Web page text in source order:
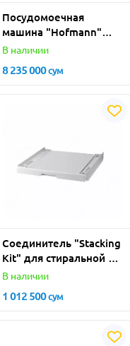
Посудомоечная
машина "Hofmann"
DW-В159BК/HF
комплектов
В наличии
8 235 000сум
Соединитель "Stacking
Kit" для стиральной и
сушильной машины
В наличии
1 012 500сум